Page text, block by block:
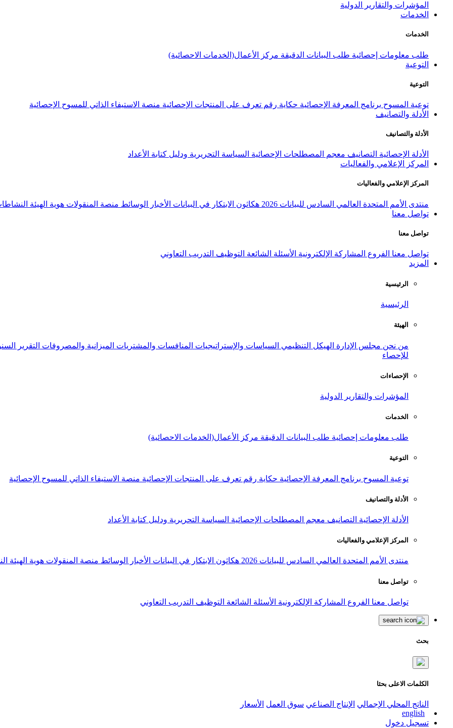
المؤشرات والتقارير الدولية
الخدمات
الخدمات
طلب معلومات إحصائية طلب البيانات الدقيقة مركز الأعمال(الخدمات الاحصائية)
التوعية
التوعية
توعية المسوح برنامج المعرفة الإحصائية حكاية رقم تعرف على المنتجات الإحصائية منصة الاستيفاء الذاتي للمسوح الإحصائية
الأدلة والتصانيف
الأدلة والتصانيف
الأدلة الإحصائية التصانيف معجم المصطلحات الإحصائية السياسة التحريرية ودليل كتابة الأعداد
المركز الإعلامي والفعاليات
المركز الإعلامي والفعاليات
منتدى الأمم المتحدة العالمي السادس للبيانات 2026 هكاثون الابتكار في البيانات الأخبار الوسائط منصة المنقولات هوية الهيئة
تواصل معنا
تواصل معنا
تواصل معنا الفروع المشاركة الإلكترونية الأسئلة الشائعة التوظيف التدريب التعاوني
المزيد
الرئيسية
الرئيسية
الهيئة
من نحن مجلس الإدارة الهيكل التنظيمي السياسات والإستراتيجيات المنافسات والمشتريات الميزانية والمصروفات التقرير
للإحصاء
الإحصاءات
المؤشرات والتقارير الدولية
الخدمات
طلب معلومات إحصائية طلب البيانات الدقيقة مركز الأعمال(الخدمات الاحصائية)
التوعية
توعية المسوح برنامج المعرفة الإحصائية حكاية رقم تعرف على المنتجات الإحصائية منصة الاستيفاء الذاتي للمسوح الإحصائية
الأدلة والتصانيف
الأدلة الإحصائية التصانيف معجم المصطلحات الإحصائية السياسة التحريرية ودليل كتابة الأعداد
المركز الإعلامي والفعاليات
منتدى الأمم المتحدة العالمي السادس للبيانات 2026 هكاثون الابتكار في البيانات الأخبار الوسائط منصة المنقولات هوية الهيئة
تواصل معنا
تواصل معنا الفروع المشاركة الإلكترونية الأسئلة الشائعة التوظيف التدريب التعاوني
بحث
الكلمات الاعلى بحثا
الناتج المحلي الإجمالي الإنتاج الصناعي سوق العمل الأسعار
english
تسجيل دخول